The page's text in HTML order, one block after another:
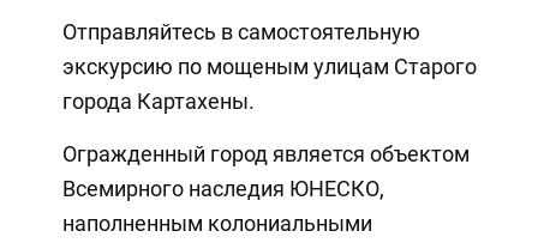
Отправляйтесь в самостоятельную
экскурсию по мощеным улицам Старого
города Картахены.
Огражденный город является объектом
Всемирного наследия ЮНЕСКО,
наполненным колониальными